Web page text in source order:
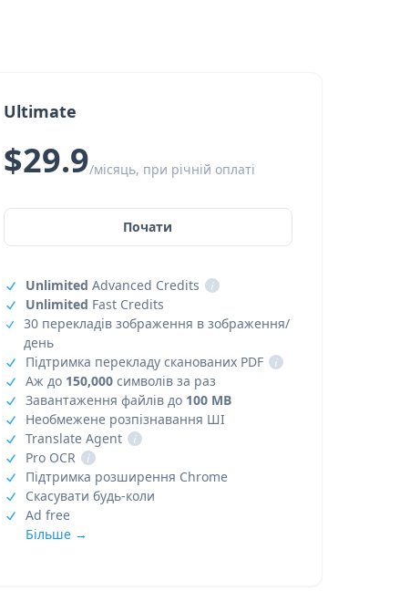
Ultimate
$29.9/місяць, при річній оплаті
Почати
Unlimited Advanced Credits
i
Unlimited Fast Credits
30 перекладів зображення в зображення/
день
Підтримка перекладу сканованих PDF
i
Аж до 150,000символів за раз
Завантаження файлів до 100 MB
Необмежене розпізнавання ШІ
Translate Agent
i
Pro OCR
i
Підтримка розширення Chrome
Скасувати будь-коли
Ad free
Більше →